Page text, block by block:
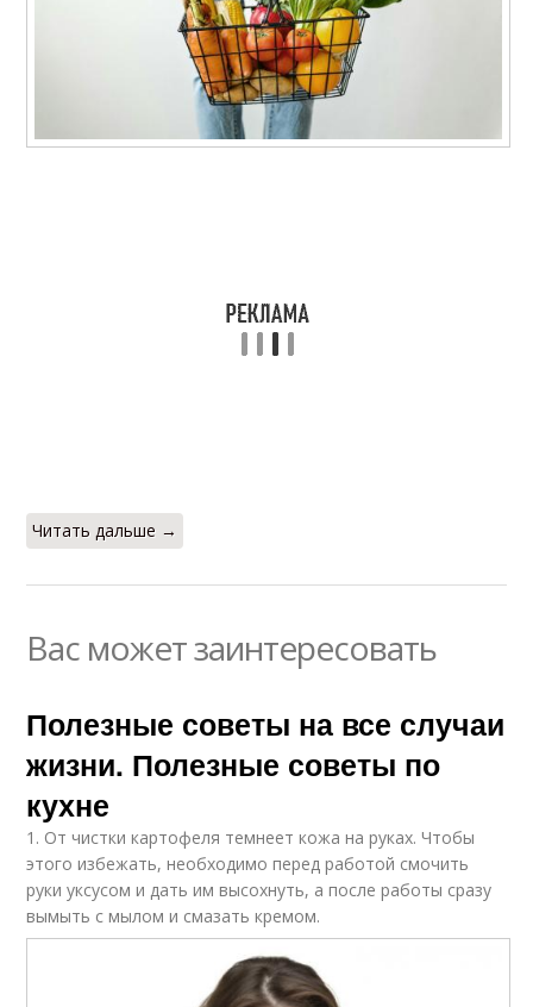
Читать дальше →
Вас может заинтересовать
Полезные советы на все случаи
жизни. Полезные советы по
кухне
1. От чистки картофеля темнеет кожа на руках. Чтобы
этого избежать, необходимо перед работой смочить
руки уксусом и дать им высохнуть, а после работы сразу
вымыть с мылом и смазать кремом.